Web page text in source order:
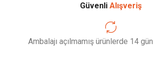
Güvenli Alışveriş
Ambalajı açılmamış ürünlerde 14